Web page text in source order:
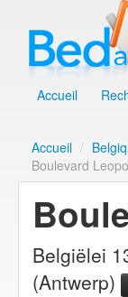
Accueil
Accueil /
Boulevard
Belgiëlei
(Antwerp)